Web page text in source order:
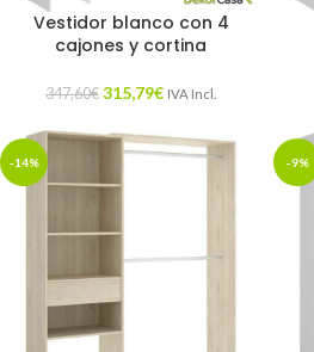
Vestidor blanco con 4
cajones y cortina
347,60€ 315,79€ IVA Incl.
-14% -9%